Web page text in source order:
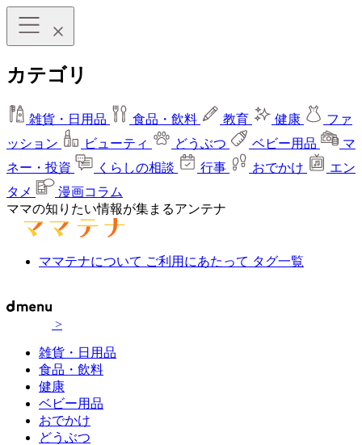
カテゴリ
雑貨・日用品 食品・飲料 教育 健康
ファ
ッション
ビューティ どうぶつ ベビー用品
マ
ネー・投資
くらしの相談 行事 おでかけ
エン
タメ
漫画コラム
ママの知りたい情報が集まるアンテナ
ママテナについて ご利用にあたって タグ一覧
>
雑貨・日用品
食品・飲料
健康
ベビー用品
おでかけ
どうぶつ